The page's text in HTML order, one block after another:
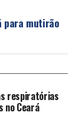
para mutirão
respiratórias
no Ceará